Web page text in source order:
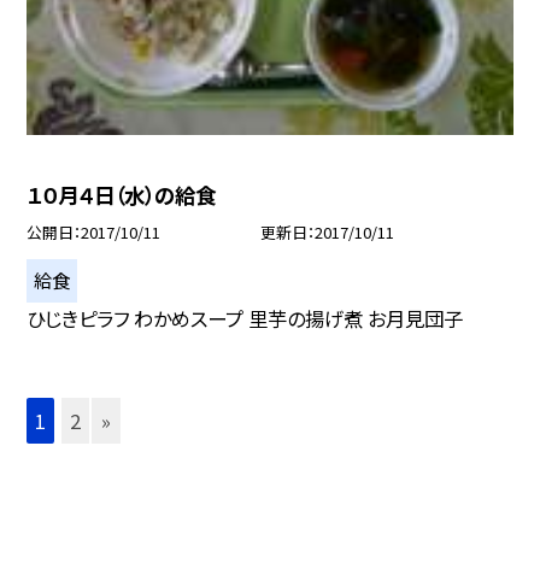
１０月４日（水）の給食
公開日 2017/10/11 更新日 2017/10/11
給食
ひじきピラフ わかめスープ 里芋の揚げ煮 お月見団子
1 2 »